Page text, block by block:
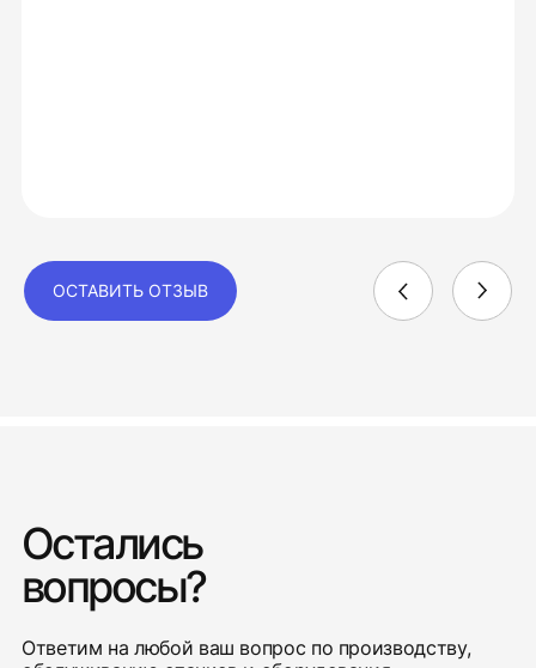
ОСТАВИТЬ ОТЗЫВ
Остались
вопросы?
Ответим на любой ваш вопрос по производству,